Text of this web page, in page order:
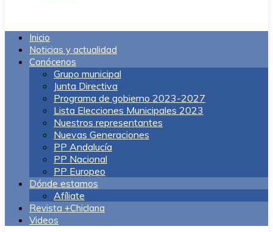
Inicio
Noticias y actualidad
Conócenos
Grupo municipal
Junta Directiva
Programa de gobierno 2023-2027
Lista Elecciones Municipales 2023
Nuestros representantes
Nuevas Generaciones
PP Andalucía
PP Nacional
PP Europeo
Dónde estamos
Afíliate
Revista +Chiclana
Videos